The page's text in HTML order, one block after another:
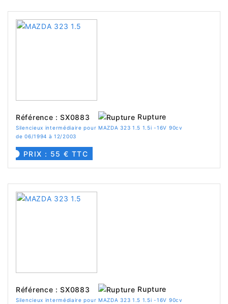
Référence : SX0883 Rupture
Silencieux intermédiaire pour MAZDA 323 1.5 1.5i -16V 90cv
de 06/1994 à 12/2003
PRIX : 55 € TTC
Référence : SX0883 Rupture
Silencieux intermédiaire pour MAZDA 323 1.5 1.5i -16V 90cv